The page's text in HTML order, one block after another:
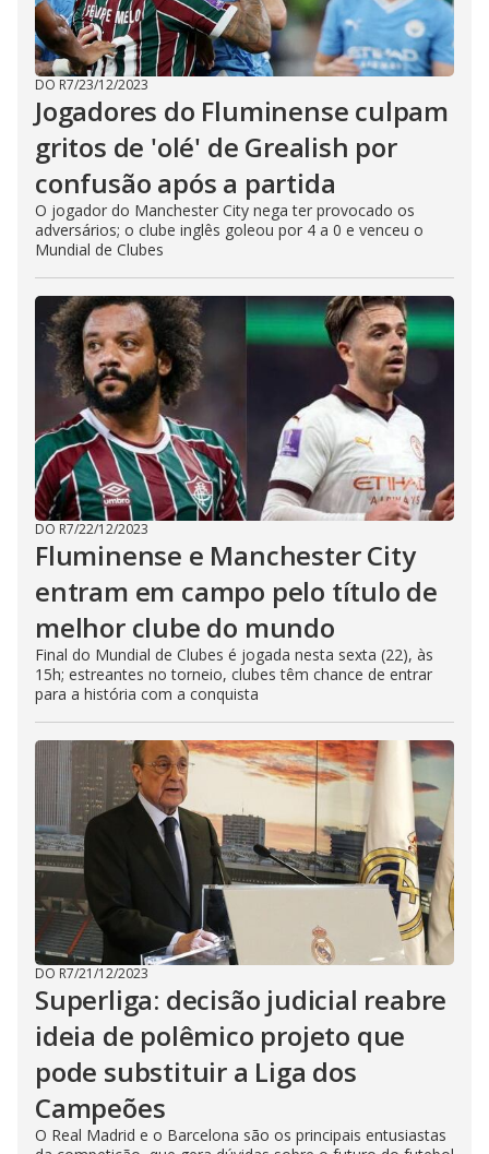
DO R7/23/12/2023
Jogadores do Fluminense culpam
gritos de 'olé' de Grealish por
confusão após a partida
O jogador do Manchester City nega ter provocado os
adversários; o clube inglês goleou por 4 a 0 e venceu o
Mundial de Clubes
DO R7/22/12/2023
Fluminense e Manchester City
entram em campo pelo título de
melhor clube do mundo
Final do Mundial de Clubes é jogada nesta sexta (22), às
15h; estreantes no torneio, clubes têm chance de entrar
para a história com a conquista
DO R7/21/12/2023
Superliga: decisão judicial reabre
ideia de polêmico projeto que
pode substituir a Liga dos
Campeões
O Real Madrid e o Barcelona são os principais entusiastas